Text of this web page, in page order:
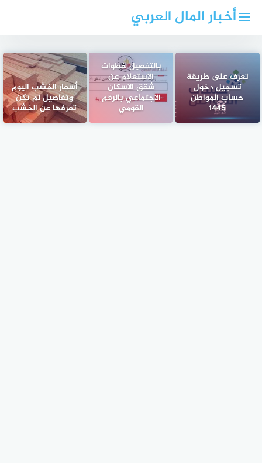
أخبار المال العربي
تعرف على طريقة
تسجيل دخول
حساب المواطن
1445
بالتفصيل خطوات
الاستعلام عن
شقق الاسكان
الاجتماعي بالرقم
القومي
أسعار الخشب اليوم
وتفاصيل لم تكن
تعرفها عن الخشب